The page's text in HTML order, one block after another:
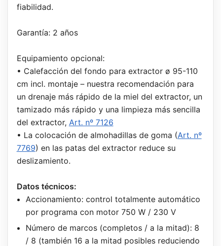
fiabilidad.
Garantía: 2 años
Equipamiento opcional:
• Calefacción del fondo para extractor ø 95-110
cm incl. montaje – nuestra recomendación para
un drenaje más rápido de la miel del extractor, un
tamizado más rápido y una limpieza más sencilla
del extractor, Art. nº 7126
• La colocación de almohadillas de goma (Art. nº
7769) en las patas del extractor reduce su
deslizamiento.
Datos técnicos:
Accionamiento: control totalmente automático
por programa con motor 750 W / 230 V
Número de marcos (completos / a la mitad): 8
/ 8 (también 16 a la mitad posibles reduciendo